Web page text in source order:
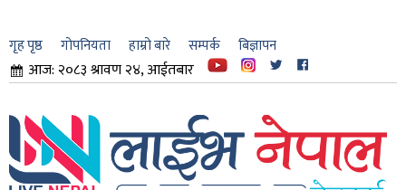
गृह पृष्ठ गोपनियता हाम्रो बारे सम्पर्क बिज्ञापन
आज: २०८३ श्रावण २४, आईतबार